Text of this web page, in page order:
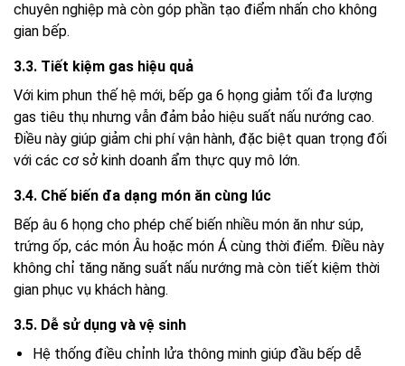
chuyên nghiệp mà còn góp phần tạo điểm nhấn cho không
gian bếp.
3.3. Tiết kiệm gas hiệu quả
Với kim phun thế hệ mới, bếp ga 6 họng giảm tối đa lượng
gas tiêu thụ nhưng vẫn đảm bảo hiệu suất nấu nướng cao.
Điều này giúp giảm chi phí vận hành, đặc biệt quan trọng đối
với các cơ sở kinh doanh ẩm thực quy mô lớn.
3.4. Chế biến đa dạng món ăn cùng lúc
Bếp âu 6 họng cho phép chế biến nhiều món ăn như súp,
trứng ốp, các món Âu hoặc món Á cùng thời điểm. Điều này
không chỉ tăng năng suất nấu nướng mà còn tiết kiệm thời
gian phục vụ khách hàng.
3.5. Dễ sử dụng và vệ sinh
Hệ thống điều chỉnh lửa thông minh giúp đầu bếp dễ